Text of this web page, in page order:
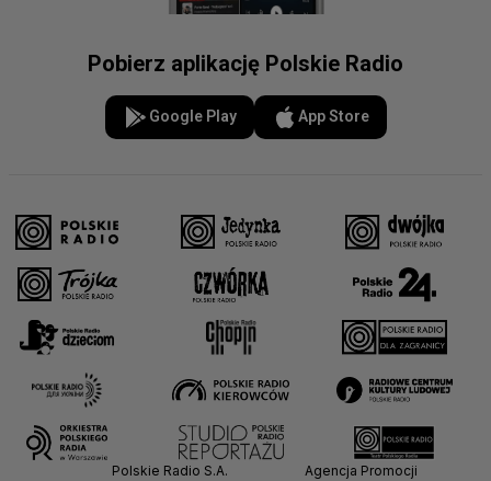
Pobierz aplikację Polskie Radio
Google Play App Store
Polskie Radio S.A.
Agencja Promocji